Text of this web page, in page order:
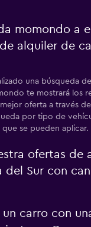
momondo a
alquiler de
una búsqueda
te mostrará los
oferta a través
por tipo de
se pueden aplicar.
ofertas de
del Sur con
un carro con